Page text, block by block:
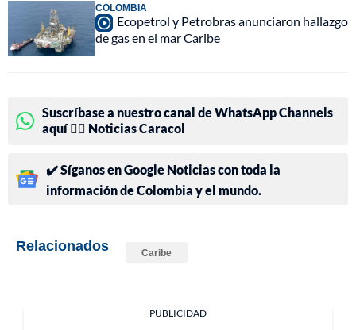
COLOMBIA
Ecopetrol y Petrobras anunciaron hallazgo
de gas en el mar Caribe
Suscríbase a nuestro canal de WhatsApp Channels
aquí 👉🏻 Noticias Caracol
✔️ Síganos en Google Noticias con toda la
información de Colombia y el mundo.
Relacionados Caribe
PUBLICIDAD